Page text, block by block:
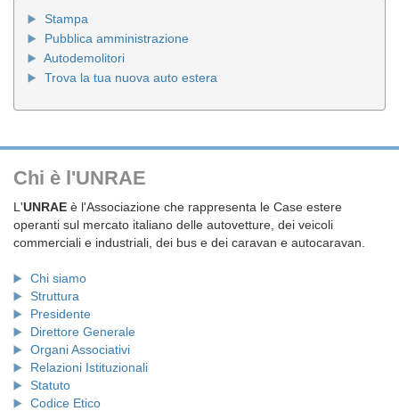
Stampa
Pubblica amministrazione
Autodemolitori
Trova la tua nuova auto estera
Chi è l'UNRAE
L'UNRAE è l'Associazione che rappresenta le Case estere
operanti sul mercato italiano delle autovetture, dei veicoli
commerciali e industriali, dei bus e dei caravan e autocaravan.
Chi siamo
Struttura
Presidente
Direttore Generale
Organi Associativi
Relazioni Istituzionali
Statuto
Codice Etico